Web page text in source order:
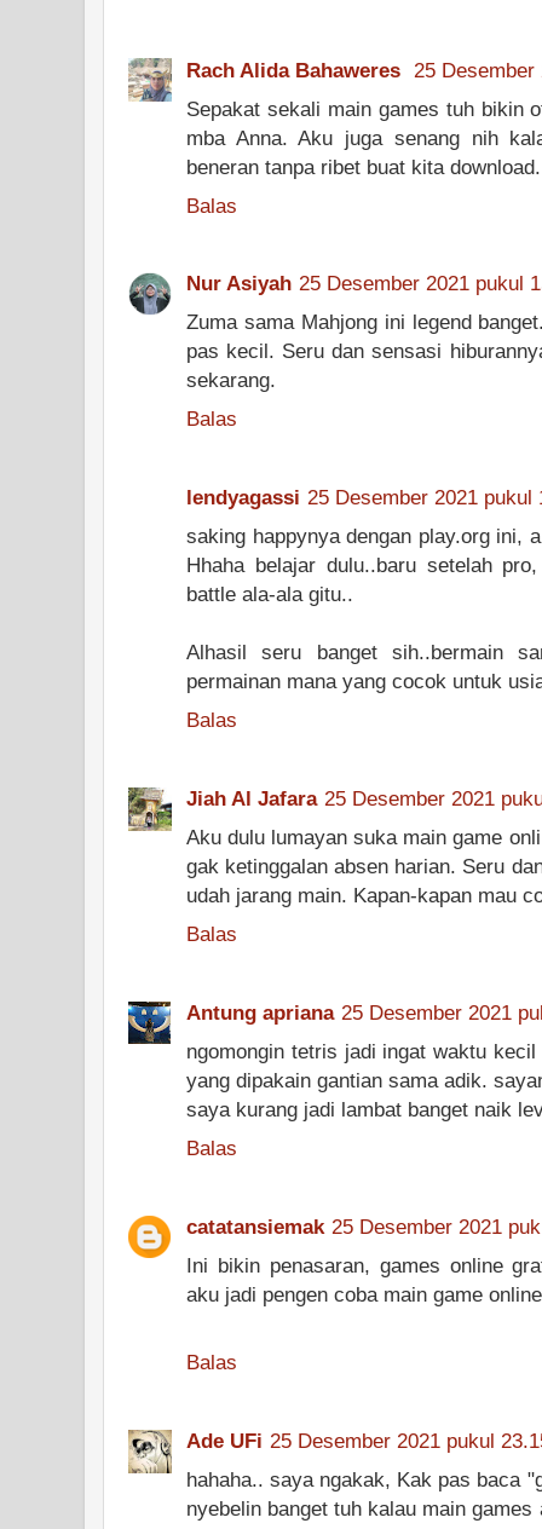
Rach Alida Bahaweres 25 Desember
Sepakat sekali main games tuh bikin
mba Anna. Aku juga senang nih
beneran tanpa ribet buat kita
Balas
Nur Asiyah 25 Desember 2021 pukul
Zuma sama Mahjong ini legend
pas kecil. Seru dan sensasi
sekarang.
Balas
lendyagassi 25 Desember 2021 pukul
saking happynya dengan play.org ini,
Hhaha belajar dulu..baru setelah
battle ala-ala gitu..
Alhasil seru banget sih..bermain
permainan mana yang cocok untuk
Balas
Jiah Al Jafara 25 Desember 2021
Aku dulu lumayan suka main game
gak ketinggalan absen harian. Seru
udah jarang main. Kapan-kapan mau
Balas
Antung apriana 25 Desember 2021
ngomongin tetris jadi ingat waktu
yang dipakain gantian sama adik.
saya kurang jadi lambat banget naik
Balas
catatansiemak 25 Desember 2021
Ini bikin penasaran, games online
aku jadi pengen coba main game
Balas
Ade UFi 25 Desember 2021 pukul
hahaha.. saya ngakak, Kak pas baca
nyebelin banget tuh kalau main